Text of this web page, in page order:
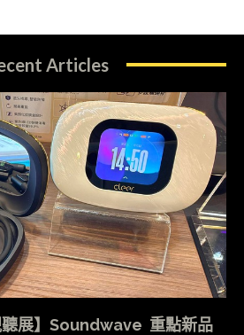
Articles
聽展】Soundwave 重點新品